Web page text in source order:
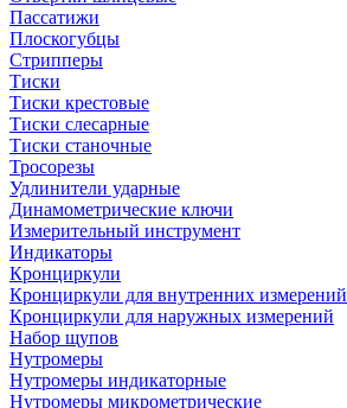
Пассатижи
Плоскогубцы
Стрипперы
Тиски
Тиски крестовые
Тиски слесарные
Тиски станочные
Тросорезы
Удлинители ударные
Динамометрические ключи
Измерительный инструмент
Индикаторы
Кронциркули
Кронциркули для внутренних измерений
Кронциркули для наружных измерений
Набор щупов
Нутромеры
Нутромеры индикаторные
Нутромеры микрометрические